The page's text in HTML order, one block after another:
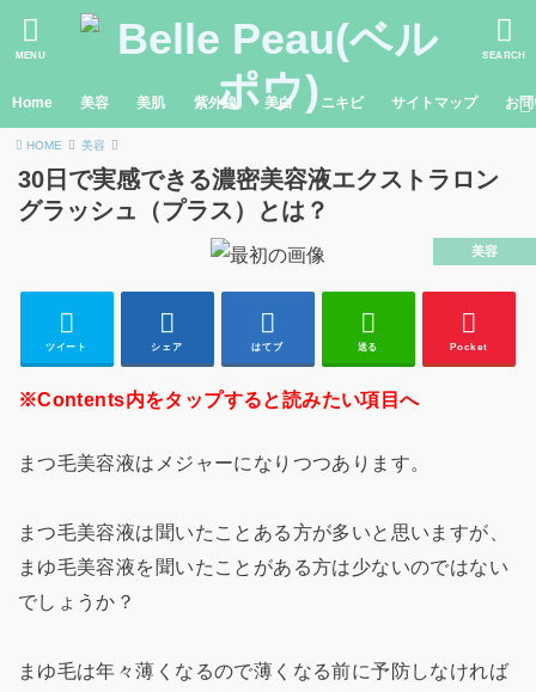
MENU SEARCH
Home 美容 美肌 紫外線 美白 ニキビ サイトマップ お
HOME 美容
30日で実感できる濃密美容液エクストラロン
グラッシュ（プラス）とは？
美容
ツイート シェア はてブ 送る Pocket
※Contents内をタップすると読みたい項目へ
まつ毛美容液はメジャーになりつつあります。
まつ毛美容液は聞いたことある方が多いと思いますが、
まゆ毛美容液を聞いたことがある方は少ないのではない
でしょうか？
まゆ毛は年々薄くなるので薄くなる前に予防しなければ